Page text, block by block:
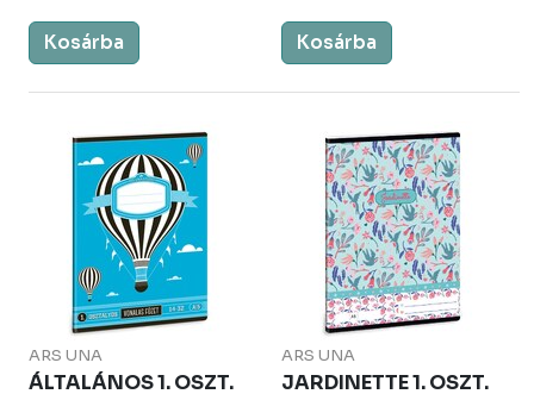
Kosárba Kosárba
ARS UNA
ÁLTALÁNOS 1. OSZT.
ARS UNA
JARDINETTE 1. OSZT.